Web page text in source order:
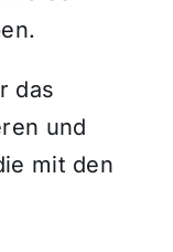
das
und
mit den